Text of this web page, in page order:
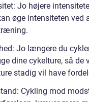
Jo højere
øge intensiteten ved
Jo længere du
dine cykelture, så de
stadig vil have
Cykling mod